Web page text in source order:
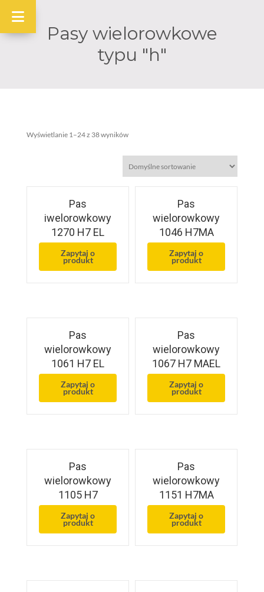
Pasy wielorowkowe
typu "h"
Wyświetlanie 1–24 z 38 wyników
Pas
iwelorowkowy
1270 H7 EL
Zapytaj o
produkt
Pas
wielorowkowy
1046 H7MA
Zapytaj o
produkt
Pas
wielorowkowy
1061 H7 EL
Zapytaj o
produkt
Pas
wielorowkowy
1067 H7 MAEL
Zapytaj o
produkt
Pas
wielorowkowy
1105 H7
Zapytaj o
produkt
Pas
wielorowkowy
1151 H7MA
Zapytaj o
produkt